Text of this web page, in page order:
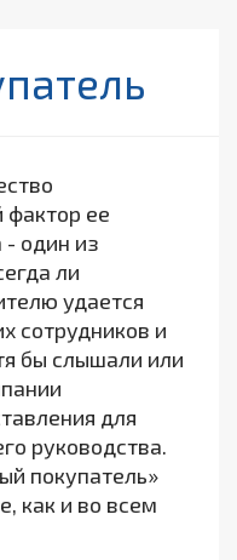
ее
- один из
ли
удается
сотрудников и
бы слышали или
для
руководства.
покупатель»
как и во всем